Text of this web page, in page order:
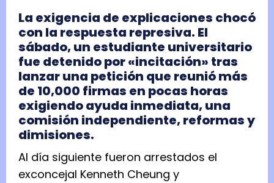
La exigencia de explicaciones chocó
con la respuesta represiva. El
sábado, un estudiante universitario
fue detenido por «incitación» tras
lanzar una petición que reunió más
de 10,000 firmas en pocas horas
exigiendo ayuda inmediata, una
comisión independiente, reformas y
dimisiones.
Al día siguiente fueron arrestados el
exconcejal Kenneth Cheung y